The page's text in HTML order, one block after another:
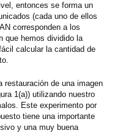
entonces se forma un
(cada uno de ellos
corresponden a los
que hemos dividido la
calcular la cantidad de
restauración de una imagen
1(a)) utilizando nuestro
Este experimento por
tiene una importante
y una muy buena